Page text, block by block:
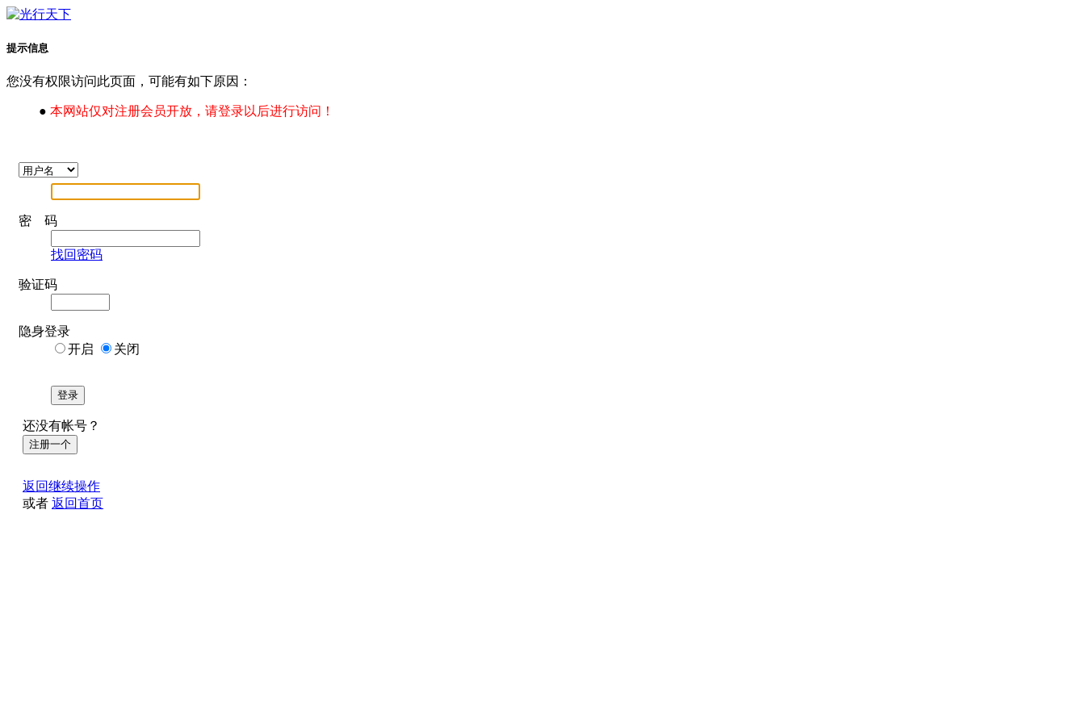
提示信息
您没有权限访问此页面，可能有如下原因：
● 本网站仅对注册会员开放，请登录以后进行访问！
密 码
找回密码
验证码
隐身登录
开启
关闭
登录
还没有帐号？
注册一个
返回继续操作
或者 返回首页